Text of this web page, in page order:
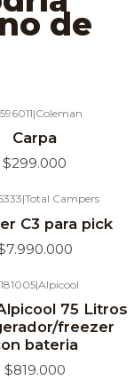
de
|Coleman
Carpa
$299.000
|Total Campers
C3 para pick
|Alpicool
75 Litros
freezer
bateria
$819.000